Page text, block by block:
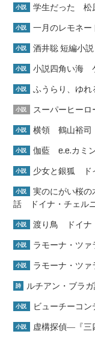
小説 学生だった 松
小説 一月のレモネ
小説 酒井聡 短編小説
小説 小説四角い海
小説 ふうらり、ゆ
小説 スーパーヒー
小説 横領 鶴山裕司
小説 伽藍 e.e.カミ
小説 少女と銀狐 ド
小説
実のにがい桜
話 ドイナ・チェル
小説 渡り鳥 ドイナ
小説 ラモーナ・ツ
小説 ラモーナ・ツァ
詩 ルチアン・ブラ
小説 ビューチーコ
小説 虚構探偵―『